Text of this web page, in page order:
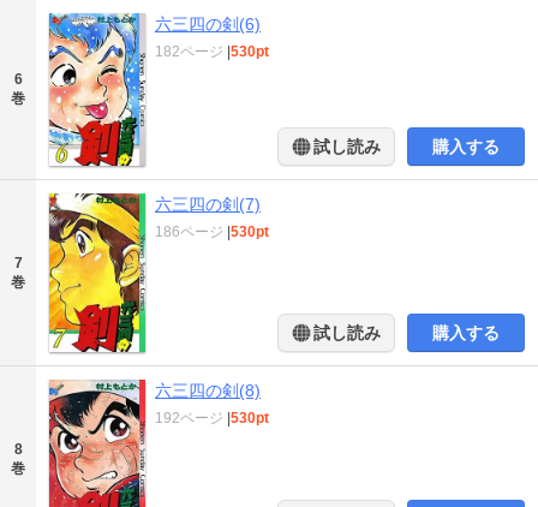
6
巻
六三四の剣(6)
182ページ |530pt
試し読み 購入する
7
巻
六三四の剣(7)
186ページ |530pt
試し読み 購入する
8
巻
六三四の剣(8)
192ページ |530pt